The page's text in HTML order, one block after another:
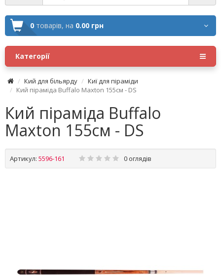
0 товарів, на 0.00 грн
Категорії
Кий для більярду
Киї для піраміди
Кий піраміда Buffalo Maxton 155см - DS
Кий піраміда Buffalo
Maxton 155см - DS
Артикул: 5596-161 0 оглядів